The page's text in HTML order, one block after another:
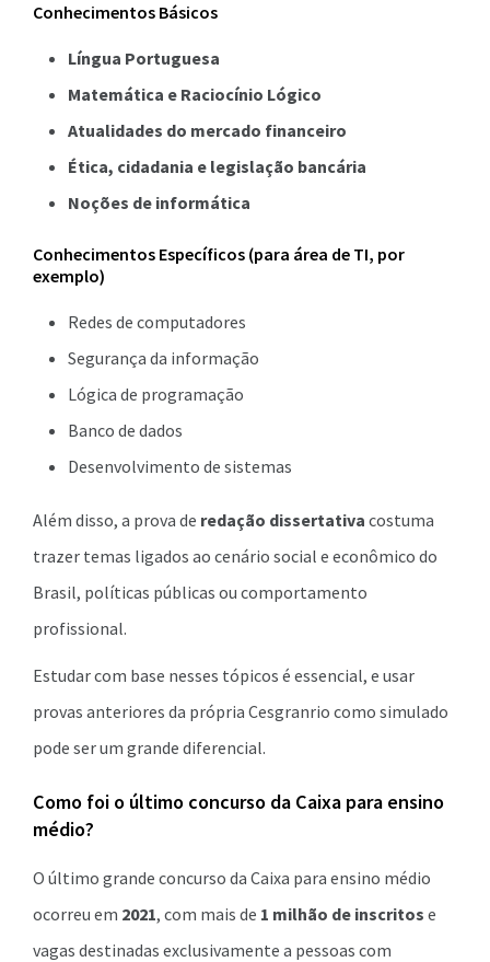
Conhecimentos Básicos
Língua Portuguesa
Matemática e Raciocínio Lógico
Atualidades do mercado financeiro
Ética, cidadania e legislação bancária
Noções de informática
Conhecimentos Específicos (para área de TI, por
exemplo)
Redes de computadores
Segurança da informação
Lógica de programação
Banco de dados
Desenvolvimento de sistemas
Além disso, a prova de redação dissertativa costuma
trazer temas ligados ao cenário social e econômico do
Brasil, políticas públicas ou comportamento
profissional.
Estudar com base nesses tópicos é essencial, e usar
provas anteriores da própria Cesgranrio como simulado
pode ser um grande diferencial.
Como foi o último concurso da Caixa para ensino
médio?
O último grande concurso da Caixa para ensino médio
ocorreu em 2021, com mais de 1 milhão de inscritos e
vagas destinadas exclusivamente a pessoas com